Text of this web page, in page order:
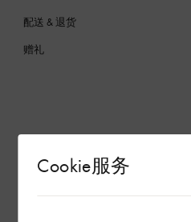
Cookie服务
配送 & 退货
赠礼